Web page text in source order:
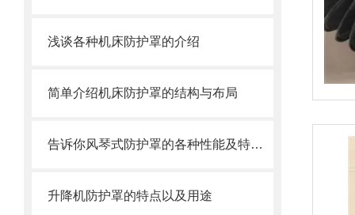
浅谈各种机床防护罩的介绍
简单介绍机床防护罩的结构与布局
告诉你风琴式防护罩的各种性能及特点：
升降机防护罩的特点以及用途